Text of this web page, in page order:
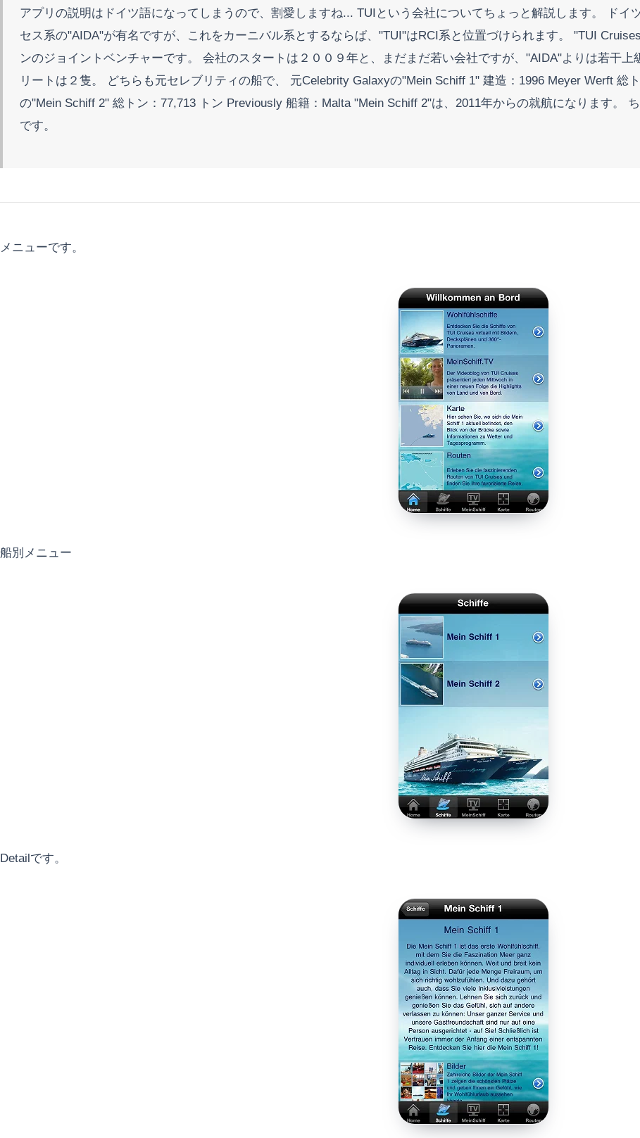
アプリの説明はドイツ語になってしまうので、割愛しますね... TUIという会社についてちょっと解説します。 ドイ
セス系の"AIDA"が有名ですが、これをカーニバル系とするならば、"TUI"はRCI系と位置づけられます。 "TUI
ンのジョイントベンチャーです。 会社のスタートは２００９年と、まだまだ若い会社ですが、"AIDA"よりは若干
リートは２隻。 どちらも元セレブリティの船で、 元Celebrity Galaxyの"Mein Schiff 1" 建造：1996 Meyer Werft 総
の"Mein Schiff 2" 総トン：77,713 トン Previously 船籍：Malta "Mein Schiff 2"は、2011年からの就航になります。
です。
メニューです。
船別メニュー
Detailです。